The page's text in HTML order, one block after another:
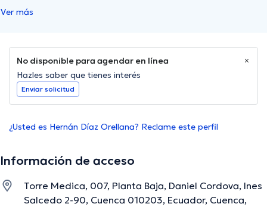
Ver más
No disponible para agendar en línea
Hazles saber que tienes interés
Enviar solicitud
¿Usted es Hernán Díaz Orellana? Reclame este perfil
Información de acceso
Torre Medica, 007, Planta Baja, Daniel Cordova, Ines
Salcedo 2-90, Cuenca 010203, Ecuador, Cuenca,